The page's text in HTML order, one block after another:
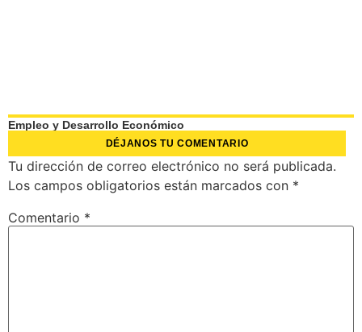
Empleo y Desarrollo Económico
DÉJANOS TU COMENTARIO
Tu dirección de correo electrónico no será publicada.
Los campos obligatorios están marcados con *
Comentario *